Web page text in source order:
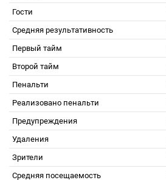
Гости
Средняя результативность
Первый тайм
Второй тайм
Пенальти
Реализовано пенальти
Предупреждения
Удаления
Зрители
Средняя посещаемость